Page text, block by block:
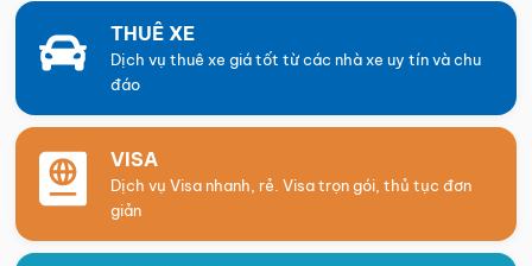
THUÊ XE
Dịch vụ thuê xe giá tốt từ các nhà xe uy tín và chu
đáo
VISA
Dịch vụ Visa nhanh, rẻ. Visa trọn gói, thủ tục đơn
giản